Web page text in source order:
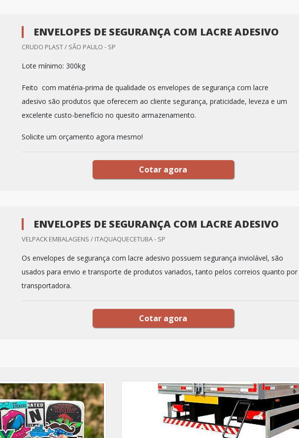
ENVELOPES DE SEGURANÇA COM LACRE ADESIVO
CRUDO PLAST / SÃO PAULO - SP
Lote mínimo: 300kg
Feito com matéria-prima de qualidade os envelopes de segurança com lacre
adesivo são produtos que oferecem ao cliente segurança, praticidade, leveza e um
excelente custo-benefício no quesito armazenamento.
Solicite um orçamento agora mesmo!
Cotar agora
ENVELOPES DE SEGURANÇA COM LACRE ADESIVO
VELPACK EMBALAGENS / ITAQUAQUECETUBA - SP
Os envelopes de segurança com lacre adesivo possuem segurança inviolável, são
usados para envio e transporte de produtos variados, tanto pelos correios quanto por
transportadora.
Cotar agora